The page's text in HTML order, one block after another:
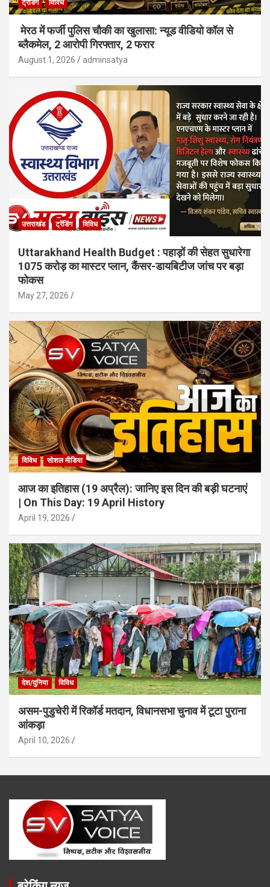
ट्रेंडिंग विविध
मेरठ में फर्जी पुलिस चौकी का खुलासा: न्यूड वीडियो कॉल से
ब्लैकमेल, 2 आरोपी गिरफ्तार, 2 फरार
August 1, 2026 adminsatya
उत्तराखंड ट्रेंडिंग विविध
Uttarakhand Health Budget : पहाड़ों की सेहत सुधारेगा
1075 करोड़ का मास्टर प्लान, कैंसर-डायबिटीज जांच पर बड़ा
फोकस
May 27, 2026
विविध सोशल मीडिया
आज का इतिहास (19 अप्रैल): जानिए इस दिन की बड़ी घटनाएं
| On This Day: 19 April History
April 19, 2026
देश/दुनिया विविध
असम-पुडुचेरी में रिकॉर्ड मतदान, विधानसभा चुनाव में टूटा पुराना
आंकड़ा
April 10, 2026